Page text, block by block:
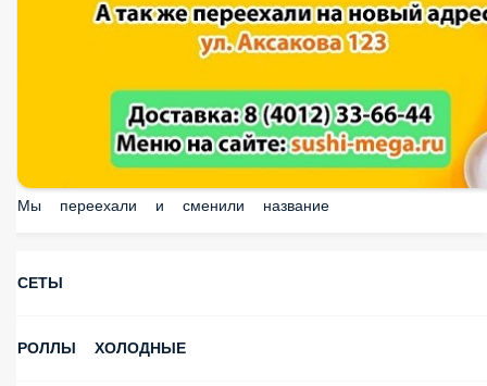
Мы переехали и сменили название
СЕТЫ
РОЛЛЫ ХОЛОДНЫЕ